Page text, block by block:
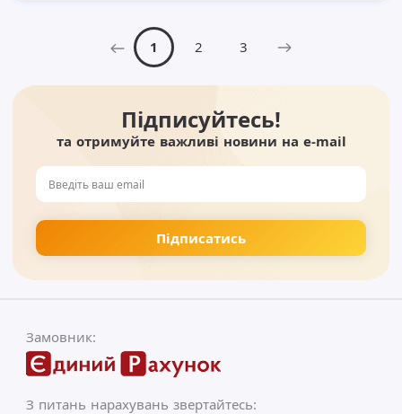
1 2 3
Підписуйтесь!
та отримуйте важливі новини на e-mail
Замовник:
З питань нарахувань звертайтесь: